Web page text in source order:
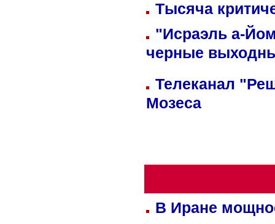
Тысяча
"Исраэль а-
черные
Телеканал
Мозеса
В Иране